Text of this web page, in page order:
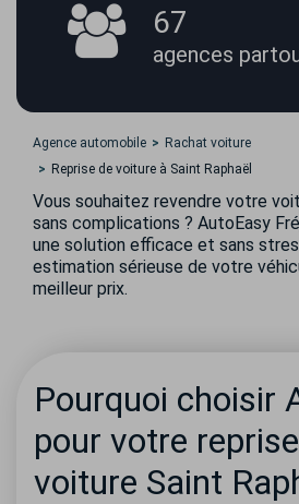
67
agences
Agence automobile
Rachat voiture
Reprise de voiture à Saint Raphaël
Vous souhaitez revendre votre
sans complications ? AutoEasy
une solution efficace et sans
estimation sérieuse de votre
meilleur prix.
Pourquoi choisir
pour votre reprise
voiture Saint